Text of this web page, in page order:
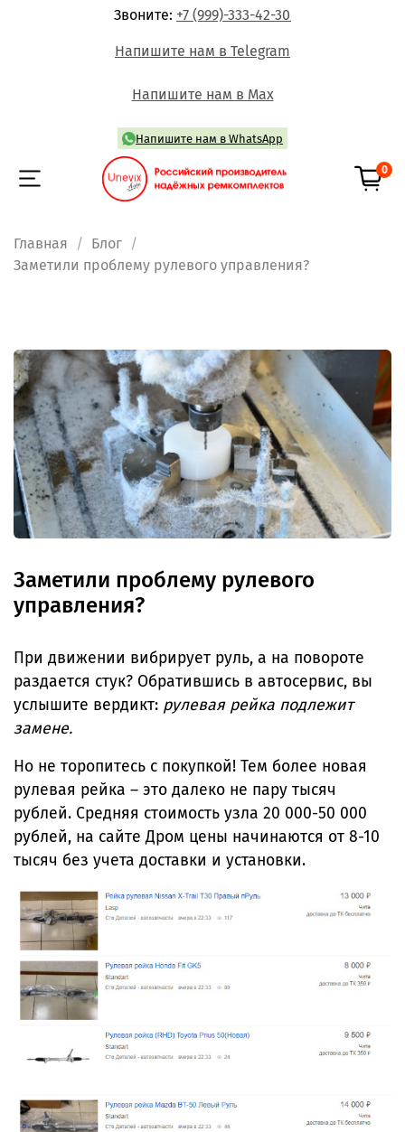
Звоните: +7 (999)-333-42-30
Напишите нам в Telegram
Напишите нам в Max
Напишите нам в WhatsApp
0
Главная
Блог
Заметили проблему рулевого управления?
Заметили проблему рулевого
управления?
При движении вибрирует руль, а на повороте
раздается стук? Обратившись в автосервис, вы
услышите вердикт: рулевая рейка подлежит
замене.
Но не торопитесь с покупкой! Тем более новая
рулевая рейка – это далеко не пару тысяч
рублей. Средняя стоимость узла 20 000-50 000
рублей, на сайте Дром цены начинаются от 8-10
тысяч без учета доставки и установки.